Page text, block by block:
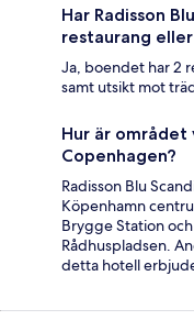
Har Radisson
restaurang
Ja, boendet har 2
samt utsikt mot
Hur är området
Copenhagen?
Radisson Blu
Köpenhamn
Brygge Station
Rådhuspladsen.
detta hotell